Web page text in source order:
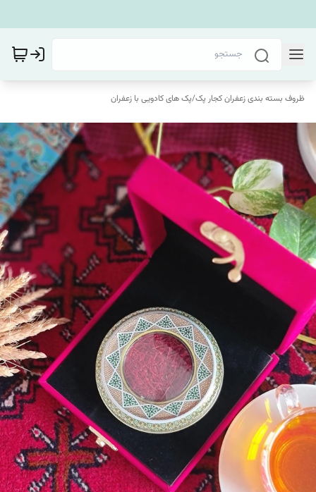
ظروف بسته بندی زعفران کجار پک/پک های کادویی با زعفران